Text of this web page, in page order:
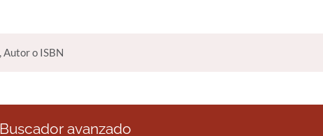
Buscador avanzado